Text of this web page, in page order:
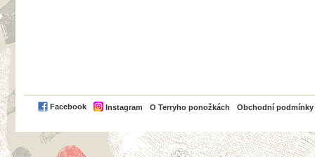
Facebook Instagram O Terryho ponožkách Obchodní podmínky
PayPal